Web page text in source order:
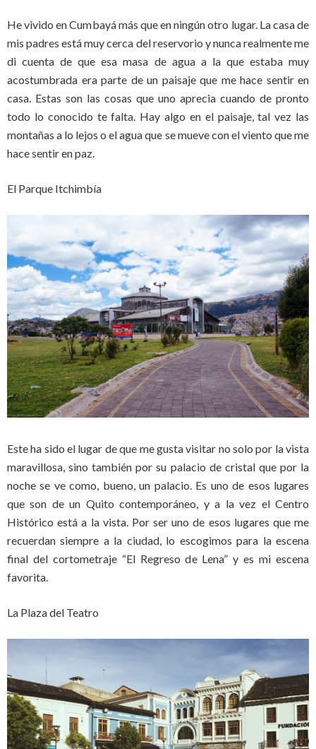
He vivido en Cumbayá más que en ningún otro lugar. La casa de
mis padres está muy cerca del reservorio y nunca realmente me
di cuenta de que esa masa de agua a la que estaba muy
acostumbrada era parte de un paisaje que me hace sentir en
casa. Estas son las cosas que uno aprecia cuando de pronto
todo lo conocido te falta. Hay algo en el paisaje, tal vez las
montañas a lo lejos o el agua que se mueve con el viento que me
hace sentir en paz.
El Parque Itchimbía
Este ha sido el lugar de que me gusta visitar no solo por la vista
maravillosa, sino también por su palacio de cristal que por la
noche se ve como, bueno, un palacio. Es uno de esos lugares
que son de un Quito contemporáneo, y a la vez el Centro
Histórico está a la vista. Por ser uno de esos lugares que me
recuerdan siempre a la ciudad, lo escogimos para la escena
final del cortometraje “El Regreso de Lena” y es mi escena
favorita.
La Plaza del Teatro